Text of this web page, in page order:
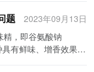
消费需求和品质提升
钠）行业将继续努力
安全、健康、方便食
味精、有机味精等，
，开发出在线点单、
业
长。全球味精企业和
地位，但也面临一些
对食品安全问题的关
动相关产业的发展。
动的需求也会增加，
的快速发展也将推动
。此外，味精的下游
那里购买的。谷氨酸
供应。生产加工供应
考虑到产品的质量、
味精生产企业会拥有
众多，主要有得力、
精市场上占有一定的
得相当迅猛。市场上
题
2023年09月13日
有鲜味、增香效果的